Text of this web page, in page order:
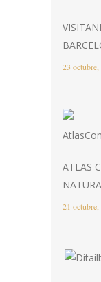
23 octubre,
ATLAS
21 octubre,